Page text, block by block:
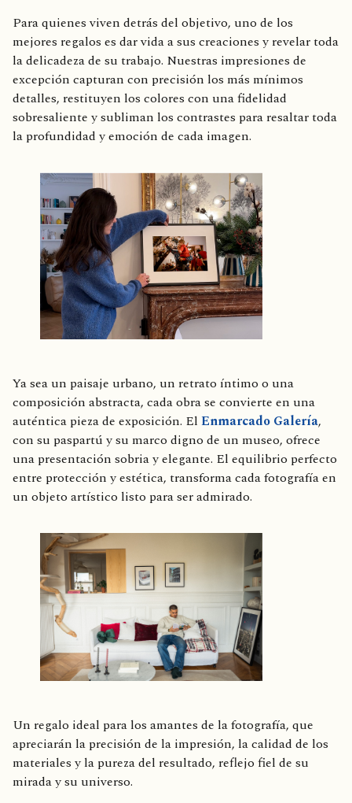
Para quienes viven detrás del objetivo, uno de los
mejores regalos es dar vida a sus creaciones y revelar toda
la delicadeza de su trabajo. Nuestras impresiones de
excepción capturan con precisión los más mínimos
detalles, restituyen los colores con una fidelidad
sobresaliente y subliman los contrastes para resaltar toda
la profundidad y emoción de cada imagen.
Ya sea un paisaje urbano, un retrato íntimo o una
composición abstracta, cada obra se convierte en una
auténtica pieza de exposición. El Enmarcado Galería,
con su paspartú y su marco digno de un museo, ofrece
una presentación sobria y elegante. El equilibrio perfecto
entre protección y estética, transforma cada fotografía en
un objeto artístico listo para ser admirado.
Un regalo ideal para los amantes de la fotografía, que
apreciarán la precisión de la impresión, la calidad de los
materiales y la pureza del resultado, reflejo fiel de su
mirada y su universo.